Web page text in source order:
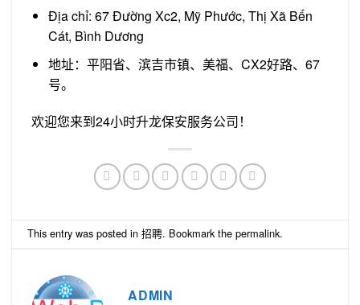
Địa chỉ: 67 Đường Xc2, Mỹ Phước, Thị Xã Bến
Cát, Bình Dương
地址：平阳省、滨吉市镇、美福、CX2好路、67
号。
欢迎您来到24小时升龙保安服务公司！
This entry was posted in招聘. Bookmark thepermalink.
ADMIN